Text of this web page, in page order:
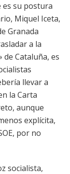
es su postura
Miquel Iceta,
Granada
a la
Cataluña, es
llevar a
la Carta
aunque
explícita,
por no
socialista,